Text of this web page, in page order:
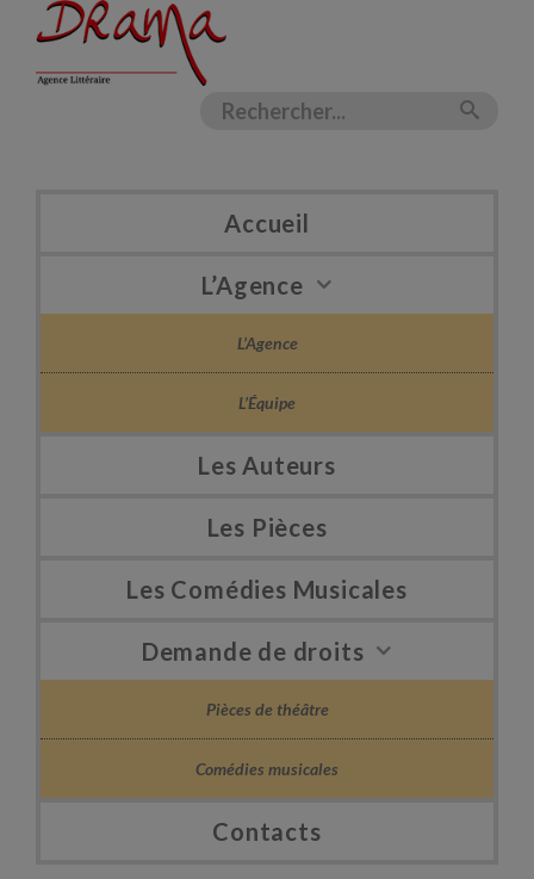
Accueil
L’Agence
L’Agence
L’Équipe
Les Auteurs
Les Pièces
Les Comédies Musicales
Demande de droits
Pièces de théâtre
Comédies musicales
Contacts